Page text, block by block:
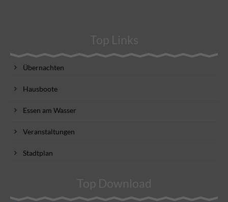
Top Links
Übernachten
Hausboote
Essen am Wasser
Veranstaltungen
Stadtplan
Top Download